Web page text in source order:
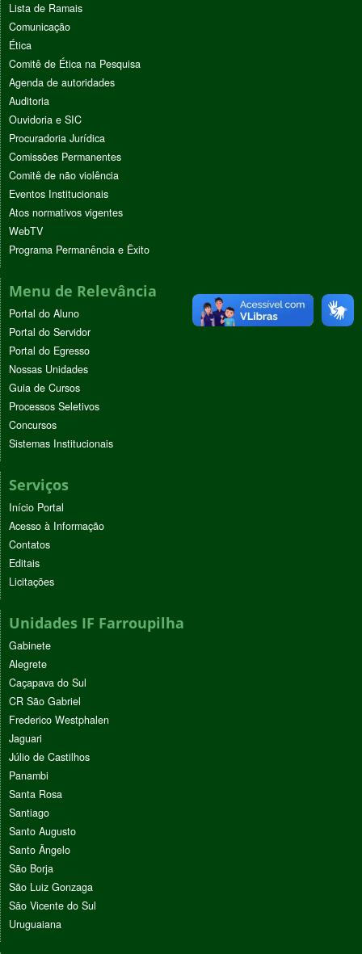
Lista de Ramais
Comunicação
Ética
Comitê de Ética na Pesquisa
Agenda de autoridades
Auditoria
Ouvidoria e SIC
Procuradoria Jurídica
Comissões Permanentes
Comitê de não violência
Eventos Institucionais
Atos normativos vigentes
WebTV
Programa Permanência e Êxito
Menu de Relevância
Portal do Aluno
Portal do Servidor
Portal do Egresso
Nossas Unidades
Guia de Cursos
Processos Seletivos
Concursos
Sistemas Institucionais
Serviços
Início Portal
Acesso à Informação
Contatos
Editais
Licitações
Unidades IF Farroupilha
Gabinete
Alegrete
Caçapava do Sul
CR São Gabriel
Frederico Westphalen
Jaguari
Júlio de Castilhos
Panambi
Santa Rosa
Santiago
Santo Augusto
Santo Ângelo
São Borja
São Luiz Gonzaga
São Vicente do Sul
Uruguaiana